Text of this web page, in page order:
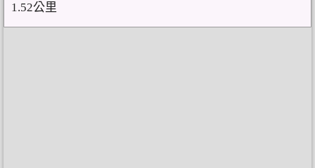
1.52公里